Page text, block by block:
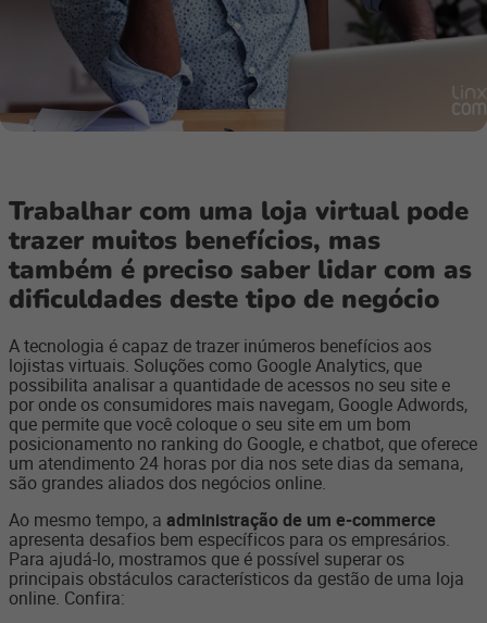
Trabalhar com uma loja virtual pode
trazer muitos benefícios, mas
também é preciso saber lidar com as
dificuldades deste tipo de negócio
A tecnologia é capaz de trazer inúmeros benefícios aos
lojistas virtuais. Soluções como Google Analytics, que
possibilita analisar a quantidade de acessos no seu site e
por onde os consumidores mais navegam, Google Adwords,
que permite que você coloque o seu site em um bom
posicionamento no ranking do Google, e chatbot, que oferece
um atendimento 24 horas por dia nos sete dias da semana,
são grandes aliados dos negócios online.
Ao mesmo tempo, a administração de um e-commerce
apresenta desafios bem específicos para os empresários.
Para ajudá-lo, mostramos que é possível superar os
principais obstáculos característicos da gestão de uma loja
online. Confira: